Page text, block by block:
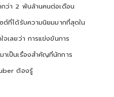
กว่า 2 พันล้านคนต่อเดือน
ต์ที่ได้รับความนิยมมากที่สุดใน
เลยว่า การแข่งขันการ
เป็นเรื่องสำคัญที่นักการ
ต้องรู้